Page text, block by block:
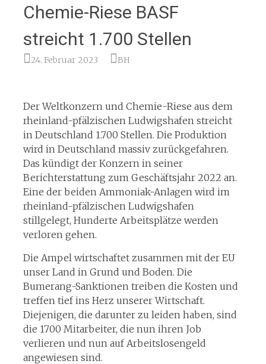
Chemie-Riese BASF
streicht 1.700 Stellen
24. Februar 2023 BH
Der Weltkonzern und Chemie-Riese aus dem
rheinland-pfälzischen Ludwigshafen streicht
in Deutschland 1.700 Stellen. Die Produktion
wird in Deutschland massiv zurückgefahren.
Das kündigt der Konzern in seiner
Berichterstattung zum Geschäftsjahr 2022 an.
Eine der beiden Ammoniak-Anlagen wird im
rheinland-pfälzischen Ludwigshafen
stillgelegt, Hunderte Arbeitsplätze werden
verloren gehen.
Die Ampel wirtschaftet zusammen mit der EU
unser Land in Grund und Boden. Die
Bumerang-Sanktionen treiben die Kosten und
treffen tief ins Herz unserer Wirtschaft.
Diejenigen, die darunter zu leiden haben, sind
die 1700 Mitarbeiter, die nun ihren Job
verlieren und nun auf Arbeitslosengeld
angewiesen sind.